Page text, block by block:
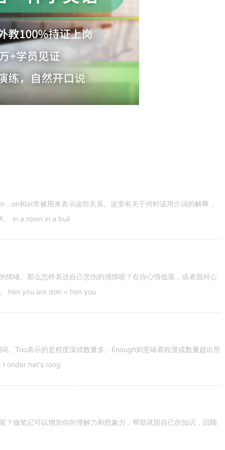
on和at常被用来表示这些关系。这里有关于何时该用介词的解释，
。 in a room in a buil
情绪。那么怎样表达自己悲伤的感情呢？在你心情低落，或者面对心
hen you are don = hen you
Too表示的是程度深或数量多。Enough则意味着程度或数量超出所
I onder hat's rong
做笔记可以增加你的理解力和想象力，帮助巩固自己的知识，回顾